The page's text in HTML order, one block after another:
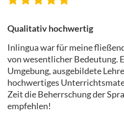
Qualitativ hochwertig
Inlingua war für meine
von wesentlicher Bedeutung.
Umgebung, ausgebildete
hochwertiges
Zeit die Beherrschung der
empfehlen!